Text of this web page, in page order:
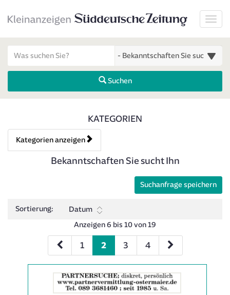
Suchen
Kategorien & Anzeigen
KATEGORIEN
Kategorien anzeigen
Bedienhinweis: Navigieren Sie mit Tab (Shift+Tab zurück).
Rubrik:
Bekanntschaften Sie sucht Ihn
Suchanfrage speichern
Sortierung:
Datum
Anzeigen 6 bis 10 von 19
1 2 3 4
der
Anzeige